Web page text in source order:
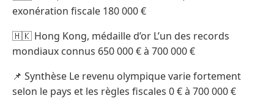
exonération fiscale 180 000 €
🇭🇰 Hong Kong, médaille d’or L’un des records
mondiaux connus 650 000 € à 700 000 €
📌 Synthèse Le revenu olympique varie fortement
selon le pays et les règles fiscales 0 € à 700 000 €